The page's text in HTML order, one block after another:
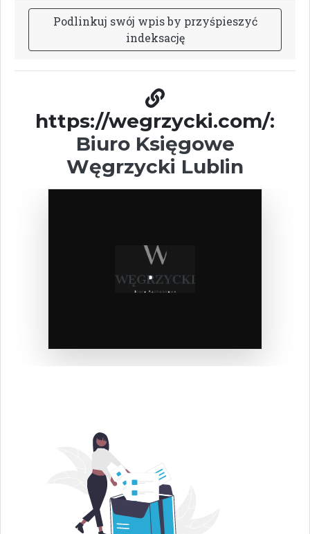
Podlinkuj swój wpisby przyśpieszyć
indeksację
https://wegrzycki.com/:
Biuro Księgowe
Węgrzycki Lublin